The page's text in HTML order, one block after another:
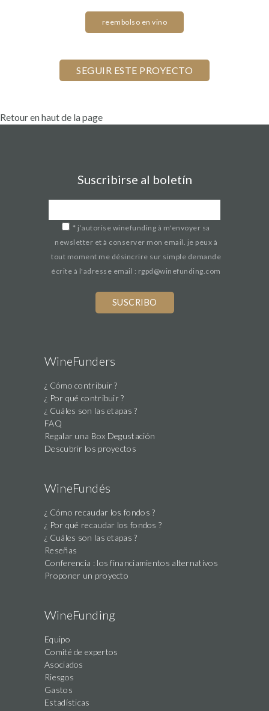
reembolso en vino
Retour en haut de la page
Suscribirse al boletín
* j’autorise winefunding à m'envoyer sa
newsletter et à conserver mon email. je peux à
tout moment me désincrire sur simple demande
écrite à l'adresse email : rgpd@winefunding.com
this
field
WineFunders
¿ Cómo contribuir ?
¿ Por qué contribuir ?
¿ Cuáles son las etapas ?
FAQ
Regalar una Box Degustación
Descubrir los proyectos
WineFundés
¿ Cómo recaudar los fondos ?
¿ Por qué recaudar los fondos ?
¿ Cuáles son las etapas ?
Reseñas
Conferencia : los financiamientos alternativos
Proponer un proyecto
WineFunding
Equipo
Comité de expertos
Asociados
Riesgos
Gastos
Estadísticas